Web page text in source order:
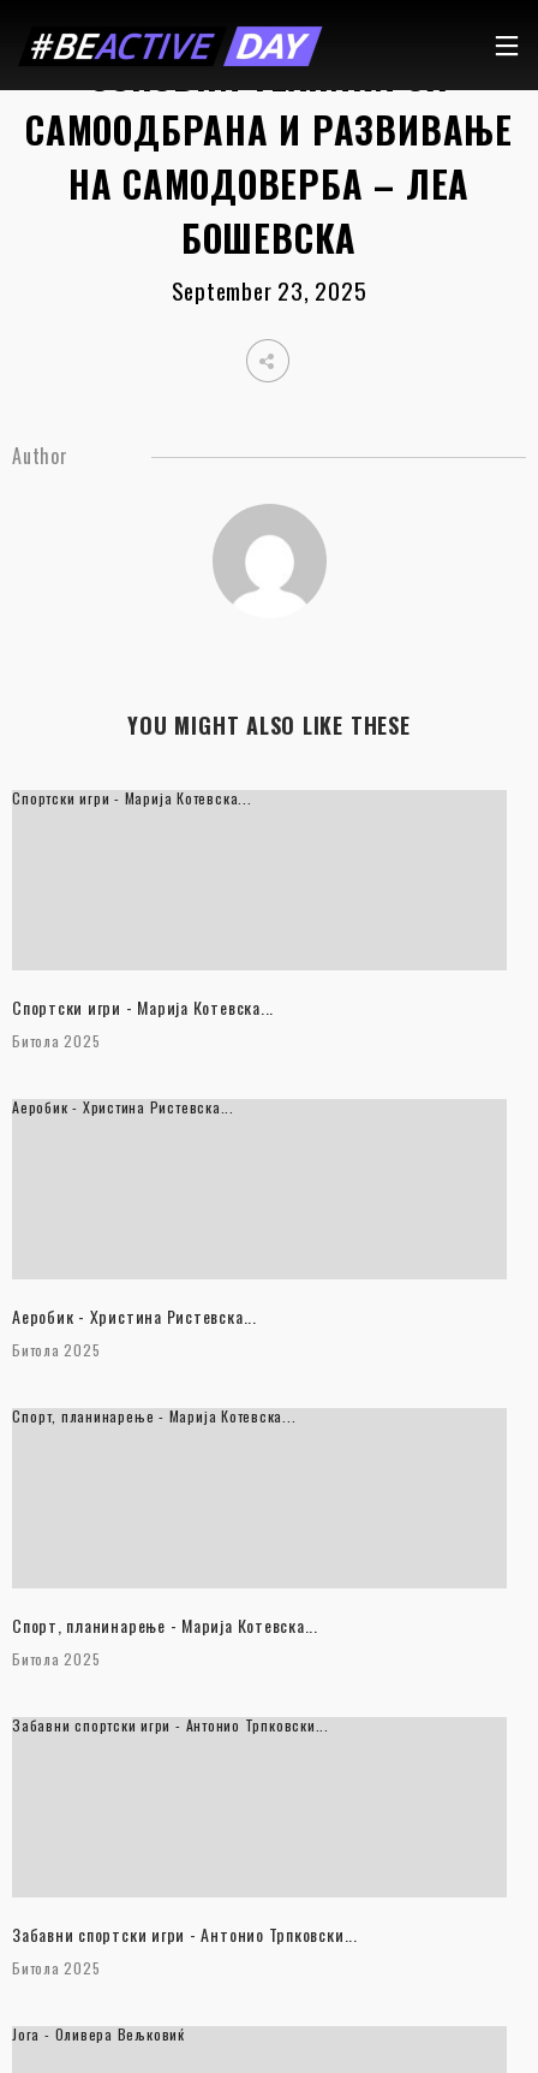
ОСНОВНИ ТЕХНИКИ ЗА
САМООДБРАНА И РАЗВИВАЊЕ
НА САМОДОВЕРБА – ЛЕА
БОШЕВСКА
September 23, 2025
Author
YOU MIGHT ALSO LIKE THESE
Спортски игри - Марија Котевска...
Спортски игри - Марија Котевска...
Битола 2025
Аеробик - Христина Ристевска...
Аеробик - Христина Ристевска...
Битола 2025
Спорт, планинарење - Марија Котевска...
Спорт, планинарење - Марија Котевска...
Битола 2025
Забавни спортски игри - Антонио Трпковски...
Забавни спортски игри - Антонио Трпковски...
Битола 2025
Јога - Оливера Вељковиќ